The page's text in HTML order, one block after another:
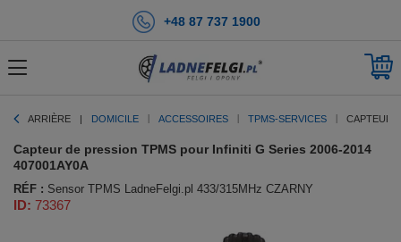
+48 87 737 1900
ARRIÈRE DOMICILE ACCESSOIRES TPMS-SERVICES CAPTEUR
Capteur de pression TPMS pour Infiniti G Series 2006-2014
407001AY0A
RÉF : Sensor TPMS LadneFelgi.pl 433/315MHz CZARNY
ID: 73367